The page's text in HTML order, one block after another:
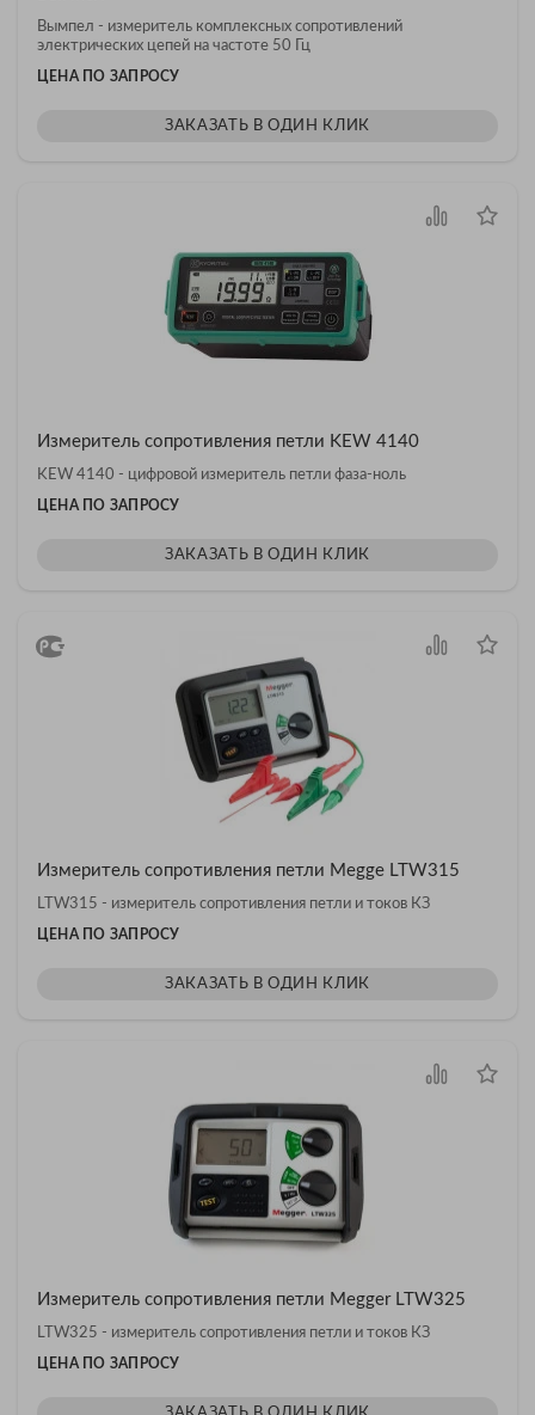
Вымпел - измеритель комплексных сопротивлений
электрических цепей на частоте 50 Гц
ЦЕНА ПО ЗАПРОСУ
ЗАКАЗАТЬ В ОДИН КЛИК
Измеритель сопротивления петли KEW 4140
KEW 4140 - цифровой измеритель петли фаза-ноль
ЦЕНА ПО ЗАПРОСУ
ЗАКАЗАТЬ В ОДИН КЛИК
Измеритель сопротивления петли Megge LTW315
LTW315 - измеритель сопротивления петли и токов КЗ
ЦЕНА ПО ЗАПРОСУ
ЗАКАЗАТЬ В ОДИН КЛИК
Измеритель сопротивления петли Megger LTW325
LTW325 - измеритель сопротивления петли и токов КЗ
ЦЕНА ПО ЗАПРОСУ